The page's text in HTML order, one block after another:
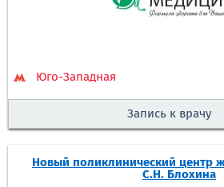
Юго-Западная
Запись к врачу
Новый поликлинический центр
С.Н. Блохина